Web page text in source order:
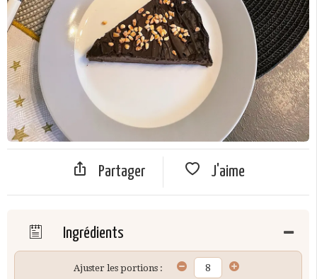
Partager J'aime
Ingrédients
Ajuster les portions :